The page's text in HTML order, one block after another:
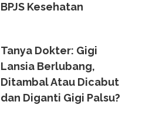
BPJS Kesehatan
Tanya Dokter: Gigi
Lansia Berlubang,
Ditambal Atau Dicabut
dan Diganti Gigi Palsu?